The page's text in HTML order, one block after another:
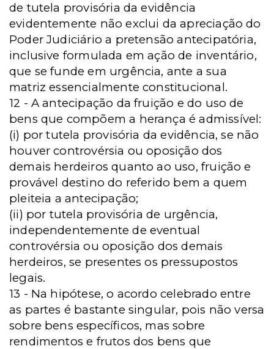
de tutela provisória da evidência
evidentemente não exclui da apreciação do
Poder Judiciário a pretensão antecipatória,
inclusive formulada em ação de inventário,
que se funde em urgência, ante a sua
matriz essencialmente constitucional.
12 - A antecipação da fruição e do uso de
bens que compõem a herança é admissível:
(i) por tutela provisória da evidência, se não
houver controvérsia ou oposição dos
demais herdeiros quanto ao uso, fruição e
provável destino do referido bem a quem
pleiteia a antecipação;
(ii) por tutela provisória de urgência,
independentemente de eventual
controvérsia ou oposição dos demais
herdeiros, se presentes os pressupostos
legais.
13 - Na hipótese, o acordo celebrado entre
as partes é bastante singular, pois não versa
sobre bens específicos, mas sobre
rendimentos e frutos dos bens que